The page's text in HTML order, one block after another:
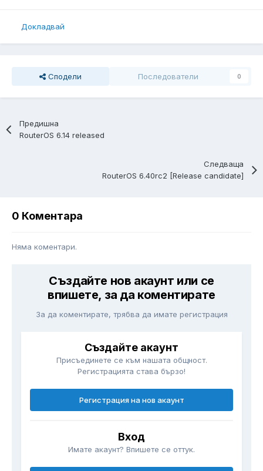
Докладвай
Сподели Последователи 0
Предишна
RouterOS 6.14 released
Следваща
RouterOS 6.40rc2 [Release candidate]
0 Коментара
Няма коментари.
Създайте нов акаунт или се
впишете, за да коментирате
За да коментирате, трябва да имате регистрация
Създайте акаунт
Присъединете се към нашата общност.
Регистрацията става бързо!
Регистрация на нов акаунт
Вход
Имате акаунт? Впишете се оттук.